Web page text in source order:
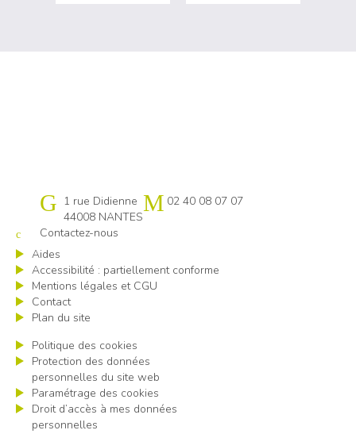
Cap emploi 44
1 rue Didienne
44008 NANTES
02 40 08 07 07
Contactez-nous
Aides
Accessibilité : partiellement conforme
Mentions légales et CGU
Contact
Plan du site
Politique des cookies
Protection des données
personnelles du site web
Paramétrage des cookies
Droit d’accès à mes données
personnelles